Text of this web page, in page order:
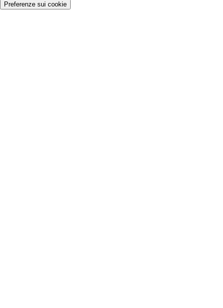
Preferenze sui cookie